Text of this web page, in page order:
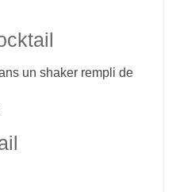
un shaker rempli de